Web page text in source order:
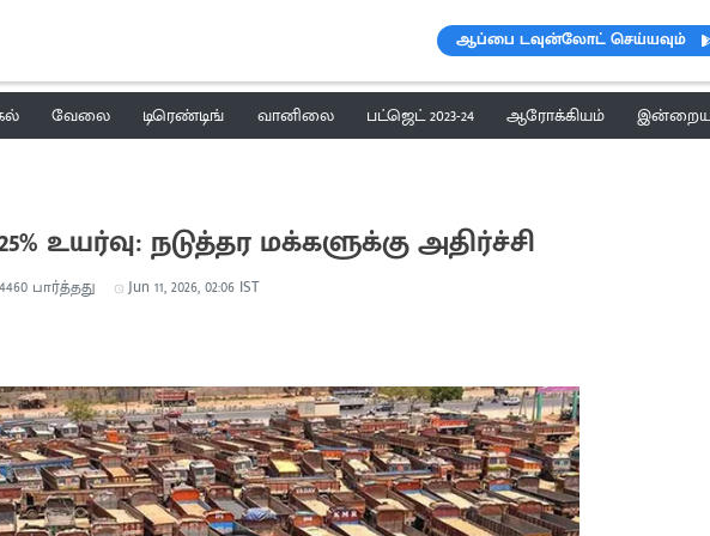
ஆப்பை டவுன்லோட் செய்யவும்
வேலை டிரெண்டிங் வானிலை பட்ஜெட் 2023-24 ஆரோக்கியம் இன்றைய
உயர்வு: நடுத்தர மக்களுக்கு அதிர்ச்சி
4460 பார்த்தது Jun 11, 2026, 02:06 IST